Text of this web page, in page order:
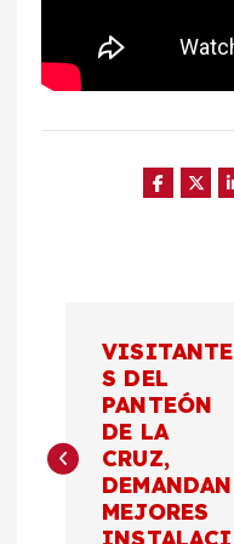
v
VISITANTE
S DEL
PANTEÓN
DE LA
CRUZ,
DEMANDAN
MEJORES
INSTALACI